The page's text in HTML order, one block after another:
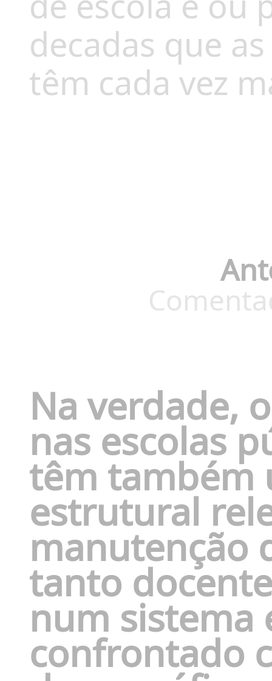
decadas que
têm cada vez
Na verdade,
nas escolas
têm também
estrutural
manutenção
tanto
num sistema
confrontado